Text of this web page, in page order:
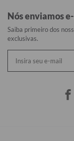
Nós enviamos
Saiba primeiro dos
exclusivas.